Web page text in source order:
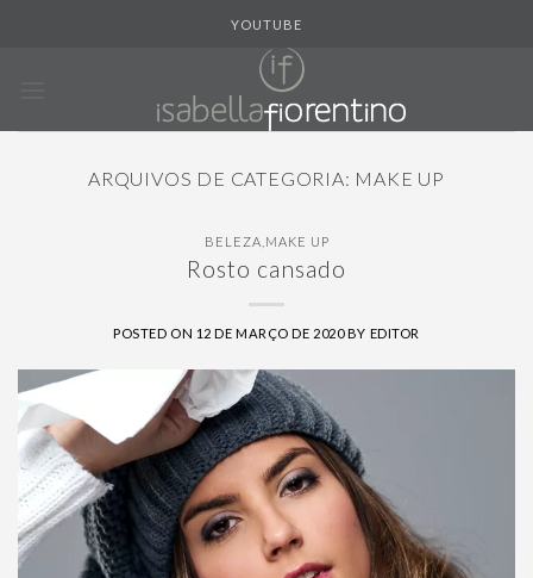
YOUTUBE
ARQUIVOS DE CATEGORIA: MAKE UP
BELEZA MAKE UP
Rosto cansado
POSTED ON 12 DE MARÇO DE 2020 BY EDITOR